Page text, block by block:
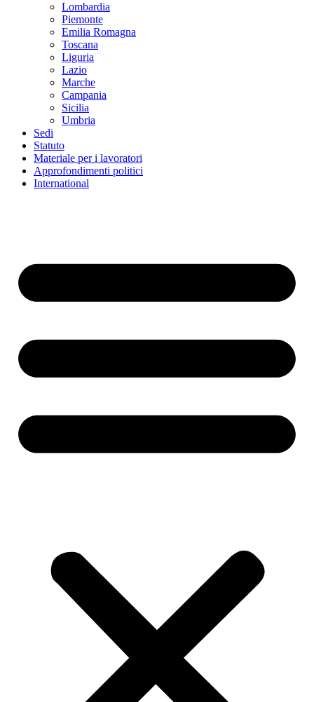
Lombardia
Piemonte
Emilia Romagna
Toscana
Liguria
Lazio
Marche
Campania
Sicilia
Umbria
Sedi
Statuto
Materiale per i lavoratori
Approfondimenti politici
International